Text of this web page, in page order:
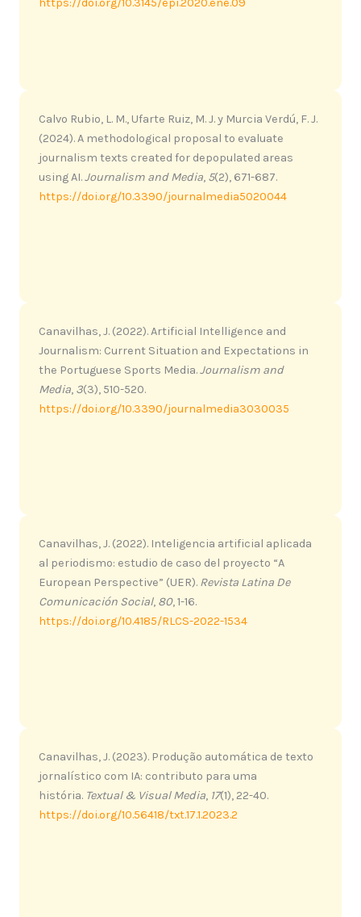
https://doi.org/10.3145/epi.2020.ene.09
Calvo Rubio, L. M., Ufarte Ruiz, M. J. y Murcia Verdú, F. J.
(2024). A methodological proposal to evaluate
journalism texts created for depopulated areas
using AI.Journalism and Media, 5(2), 671-687.
https://doi.org/10.3390/journalmedia5020044
Canavilhas, J. (2022). Artificial Intelligence and
Journalism: Current Situation and Expectations in
the Portuguese Sports Media.Journalism and
Media, 3(3), 510-520.
https://doi.org/10.3390/journalmedia3030035
Canavilhas, J. (2022). Inteligencia artificial aplicada
al periodismo: estudio de caso del proyecto “A
European Perspective” (UER). Revista Latina De
Comunicación Social, 80, 1-16.
https://doi.org/10.4185/RLCS-2022-1534
Canavilhas, J. (2023). Produção automática de texto
jornalístico com IA: contributo para uma
história. Textual & Visual Media, 17(1), 22-40.
https://doi.org/10.56418/txt.17.1.2023.2